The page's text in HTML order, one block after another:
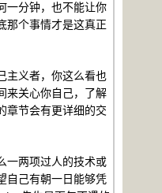
一分钟，也不能让你
那个事情才是这真正
主义者，你这么看也
来关心你自己，了解
章节会有更详细的交
一两项过人的技术或
自己有朝一日能够凭